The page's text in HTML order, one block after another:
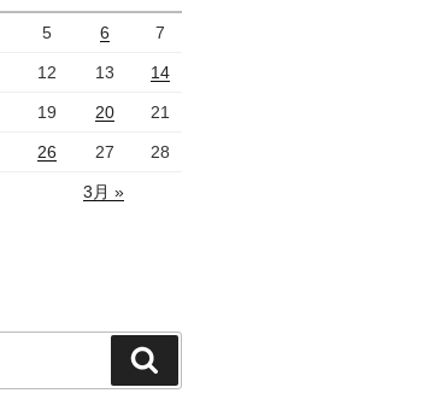
5 6 7
12 13 14
19 20 21
26 27 28
3月 »
索